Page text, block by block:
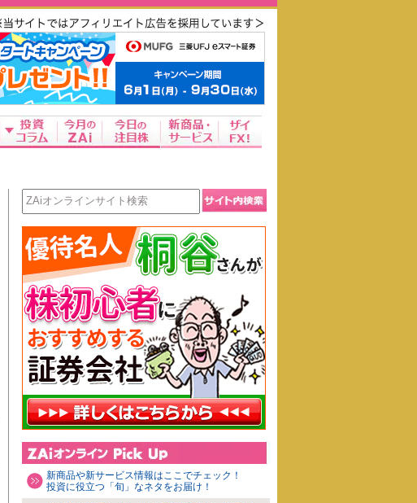
新商品や新サービス情報はここでチェック！
投資に役立つ「旬」なネタをお届け！